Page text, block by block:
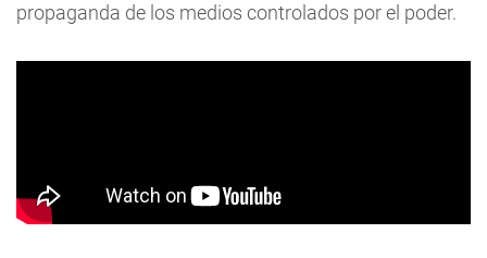
propaganda de los medios controlados por el poder.